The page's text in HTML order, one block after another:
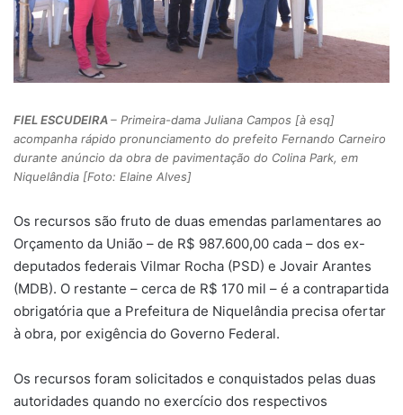
FIEL ESCUDEIRA– Primeira-dama Juliana Campos [à esq]
acompanha rápido pronunciamento do prefeito Fernando Carneiro
durante anúncio da obra de pavimentação do Colina Park, em
Niquelândia [Foto: Elaine Alves]
Os recursos são fruto de duas emendas parlamentares ao
Orçamento da União – de R$ 987.600,00 cada – dos ex-
deputados federais Vilmar Rocha (PSD) e Jovair Arantes
(MDB). O restante – cerca de R$ 170 mil – é a contrapartida
obrigatória que a Prefeitura de Niquelândia precisa ofertar
à obra, por exigência do Governo Federal.
Os recursos foram solicitados e conquistados pelas duas
autoridades quando no exercício dos respectivos